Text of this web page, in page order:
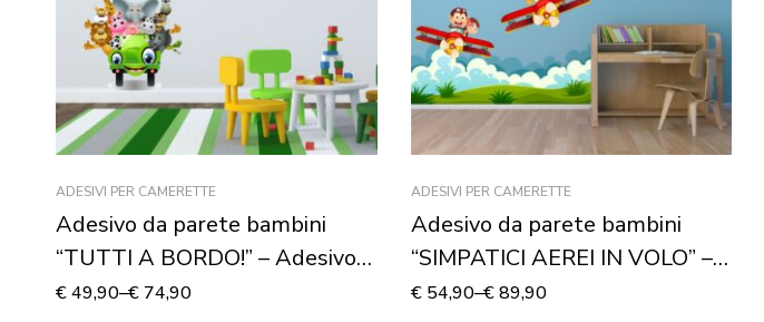
ADESIVI PER CAMERETTE
Adesivo da parete bambini
“TUTTI A BORDO!” – Adesivo
murale
€49,90–€ 74,90
ADESIVI PER CAMERETTE
Adesivo da parete bambini
“SIMPATICI AEREI IN VOLO” –
Adesivo murale
€54,90–€89,90